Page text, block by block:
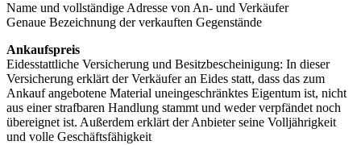
Name und vollständige Adresse von An- und Verkäufer
Genaue Bezeichnung der verkauften Gegenstände
Ankaufspreis
Eidesstattliche Versicherung und Besitzbescheinigung: In dieser
Versicherung erklärt der Verkäufer an Eides statt, dass das zum
Ankauf angebotene Material uneingeschränktes Eigentum ist, nicht
aus einer strafbaren Handlung stammt und weder verpfändet noch
übereignet ist. Außerdem erklärt der Anbieter seine Volljährigkeit
und volle Geschäftsfähigkeit